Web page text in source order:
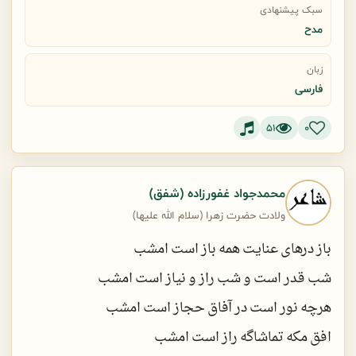
رمز ما فاطمه یا فاطمه است
ای زمین صبح ظفر نزدیک است
تاکه زهراست سحر نزدیک است
شیعه پرورده‌ی دست زهراست
شیعه برخیز خبر نزدیک است
آی ای آل معاویه بدان
ضربه‌ی تیغ دوسَر نزدیک است
وعده‌ی صادق سوم صهیون!
من هم اجازه هست که مادر بخوانمت؟
سبک پیشنهادی
مدح
زبان
فارسی
0
51
محمدجواد غفورزاده (شفق)
ولادت حضرت زهرا (سلام الله علیها)
باز درهای عنایت همه باز است امشب
شب قدر است و شب راز و نیاز است امشب
هرچه نور است در آفاق حجاز است امشب
افق مکه تماشاگه راز است امشب